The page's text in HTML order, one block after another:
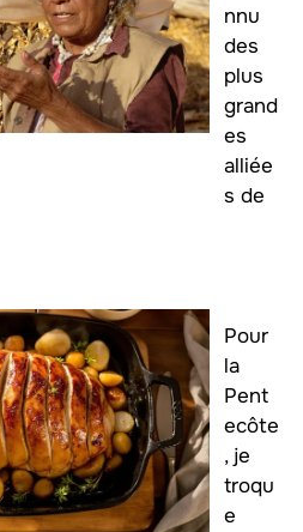
nnu
des
plus
grand
es
alliée
s de
Pour
la
Pent
ecôte
, je
troqu
e